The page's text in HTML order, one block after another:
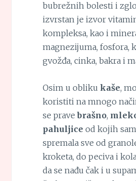
bubrežnih bolesti i
izvrstan je izvor
kompleksa, kao i
magnezijuma, fosfora,
gvožđa, cinka, bakra i
Osim u obliku kaše,
koristiti na mnogo
se prave brašno,
pahuljice od kojih
spremala sve od
kroketa, do peciva i
da se nađu čak i u